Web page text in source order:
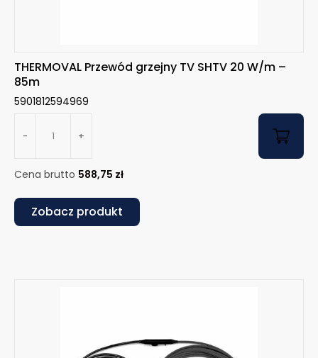
THERMOVAL Przewód grzejny TV SHTV 20 W/m –
85m
5901812594969
- +
Cena brutto 588,75 zł
Zobacz produkt